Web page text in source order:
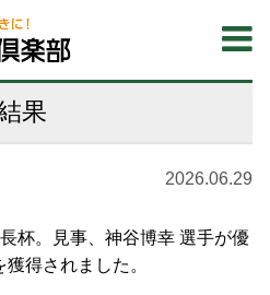
果
2026.06.29
杯。見事、神谷博幸 選手が優
得されました。